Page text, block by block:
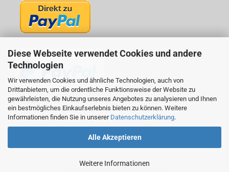
Diese Webseite verwendet Cookies und andere
Technologien
Wir verwenden Cookies und ähnliche Technologien, auch von
Drittanbietern, um die ordentliche Funktionsweise der Website zu
gewährleisten, die Nutzung unseres Angebotes zu analysieren und Ihnen
ein bestmögliches Einkaufserlebnis bieten zu können. Weitere
Informationen finden Sie in unserer Datenschutzerklärung.
Alle Akzeptieren
Weitere Informationen